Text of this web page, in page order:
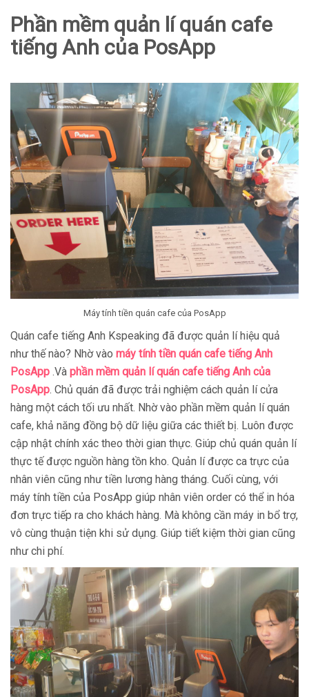
Phần mềm quản lí quán cafe
tiếng Anh của PosApp
Máy tính tiền quán cafe của PosApp
Quán cafe tiếng Anh Kspeaking đã được quản lí hiệu quả
như thế nào? Nhờ vào máy tính tiền quán cafe tiếng Anh
PosApp .Và phần mềm quản lí quán cafe tiếng Anh của
PosApp. Chủ quán đã được trải nghiệm cách quản lí cửa
hàng một cách tối ưu nhất. Nhờ vào phần mềm quản lí quán
cafe, khả năng đồng bộ dữ liệu giữa các thiết bị. Luôn được
cập nhật chính xác theo thời gian thực. Giúp chủ quán quản lí
thực tế được nguồn hàng tồn kho. Quản lí được ca trực của
nhân viên cũng như tiền lương hàng tháng. Cuối cùng, với
máy tính tiền của PosApp giúp nhân viên order có thể in hóa
đơn trực tiếp ra cho khách hàng. Mà không cần máy in bổ trợ,
vô cùng thuận tiện khi sử dụng. Giúp tiết kiệm thời gian cũng
như chi phí.